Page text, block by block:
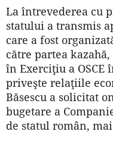
La întrevederea cu
statului a transmis
care a fost
către partea
în Exerciţiu a OSCE
priveşte relaţiile
Băsescu a solicitat
bugetare a
de statul român,